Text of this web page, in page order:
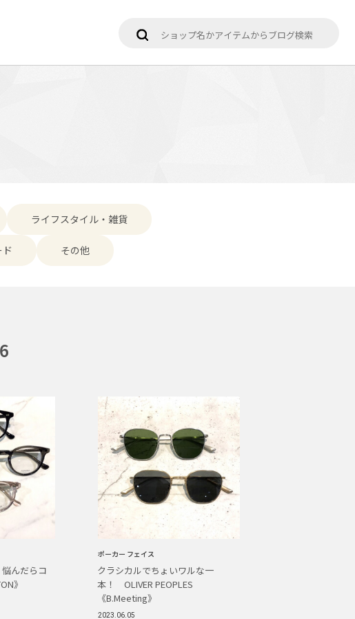
ライフスタイル・雑貨
ド その他
んだらコ
》
ポーカー フェイス
クラシカルでちょいワルな一
本！ OLIVER PEOPLES
《B.Meeting》
2023.06.05